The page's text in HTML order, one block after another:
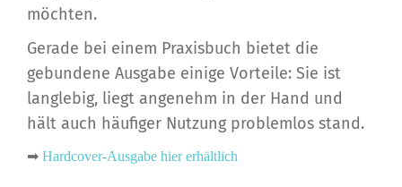
möchten.
Gerade bei einem Praxisbuch bietet die
gebundene Ausgabe einige Vorteile: Sie ist
langlebig, liegt angenehm in der Hand und
hält auch häufiger Nutzung problemlos stand.
➡ Hardcover-Ausgabe hier erhältlich